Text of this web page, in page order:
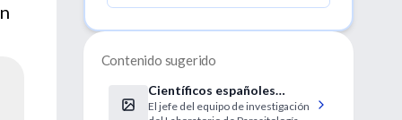
Contenido sugerido
Científicos españoles
desarrollan una vacuna
El jefe del equipo de investigación